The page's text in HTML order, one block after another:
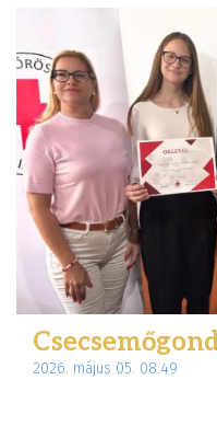
2026. május 05. 08:49